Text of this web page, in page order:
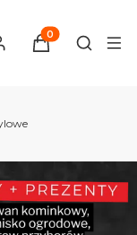
Produkty w
Otwórz